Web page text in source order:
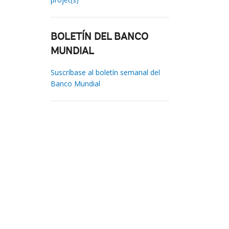
BOLETÍN DEL BANCO
MUNDIAL
Suscríbase al boletín semanal del
Banco Mundial